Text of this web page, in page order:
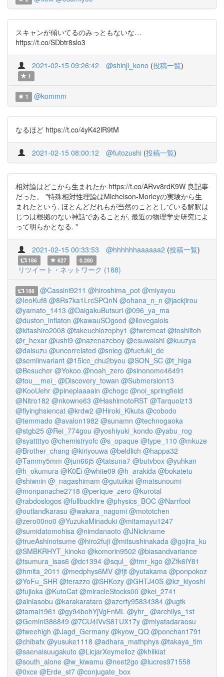
スキャンが傾いてるのみっともないな…
https://t.co/SDbtr8slo3
2021-02-15 09:26:42 @shinji_kono (投稿一覧)
1
1 @kommm
なるほど https://t.co/4yK42lR9tM
2021-02-15 08:00:12 @futozushi (投稿一覧)
相対論はどこから生まれたか https://t.co/ARvv8rdK9W 良記事
だった。 "特殊相対性理論はMichelson-Morleyの実験から生
まれたという, ほとんどだれもが当然のこととしている解釈は
じつは根拠のない神話であることが, 最近の物理学史研究によ
って明らかとなる. "
2021-02-15 00:33:53 @hhhhhhaaaaaa2 (投稿一覧)
186 627 0.280
リツイート・ネットワーク (188)
188 @Cassini9211 @hiroshima_pot @miyayou
@IeoKuf8 @8Rs7ka1LrcSPQnN @ohana_n_n @jackjirou
@yamato_1413 @DaigakuButsuri @096_ya_ma
@duston_inflaton @kawauSOgood @ilovegalois
@kitashiro2008 @takeuchiozephy1 @twremcat @toshiitoh
@r_hexar @ushi9 @nazenazeboy @esuwaishi @kuuzya
@daisuzu @uncorrelated @snieg @fuefuki_de
@semiinvariant @15ice_chu2byou @SON_SC @t_higa
@Besucher @Yokoo @noah_zero @sinonome46491
@tou__mei_ @Discovery_towan @Submersion13
@KooUehr @pineplaaaain @chogc @noi_springfield
@Nitro182 @nkowne63 @HashimotoRST @Tarquoiz13
@flyinghsiencat @krdw2 @Hiroki_Kikuta @cobodo
@temmado @avalon1982 @sunamn @technogaoka
@stgb25 @Rei_774gou @yoshiyuki_kondo @yabu_rog
@syattttyo @chemistryofc @s_opaque @type_110 @mkuze
@Brother_chang @kiriyouwa @beldlich @happa32
@Tammy5mm @jun66j5 @tatsuna7 @butvbox @yuhkan
@h_okumura @K0Ei @white09 @h_arakida @bokatetu
@shiwnin @_nagashimam @gutuikai @matsunoumi
@monpanache2718 @perique_zero @kurotal
@rabdoslogos @fullbuckfire @physics_BOC @Narrfool
@outlandkarasu @wakara_nagomi @mototchen
@zero00no0 @YuzukaMinaduki @mitamayu1247
@sumidatomohisa @nimdanaoto @JNickname
@trueAshinotsume @hiro2fuji @mitsushinakada @gojira_ku
@SMBKRHYT_kinoko @komorin9502 @biasandvariance
@tsumura_isas6 @dc1394 @squl_ @tmr_kgo @Zfk6iY81
@hmita_2011 @medphys6MV @fjt @yutakama @ponpokoz
@YoFu_SHR @terazzo @SHKozy @GHTJ40S @kz_kiyoshi
@fujioka @KutoCat @miracleStocks00 @kei_2741
@ainiasobu @karakarataro @azerty95834384 @ugtk
@tamai1961 @gy94bohYjVgFnML @yhr_ @archilys_1st
@Gemini386849 @7CU4IVvS8TUX17y @miyatadaraosu
@tweehigh @Jagd_Germany @kyow_QQ @ponchan1791
@chibafx @yusuke1118 @adhara_mathphys @takaya_tim
@saenaisuugakuto @LicjarXeymelloz @khiikiat
@south_alone @w_kiwamu @neet2go @lucres971558
@0xce @Erde_st7 @conjugate_box